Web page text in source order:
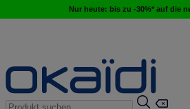
Nur heute: bis zu -30%* auf die